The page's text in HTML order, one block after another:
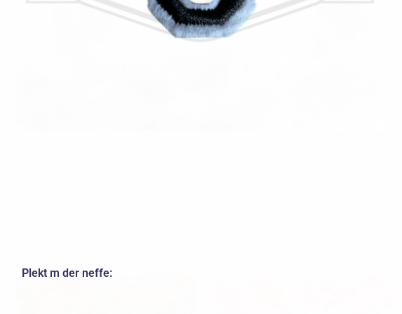
Plekt m der neffe: